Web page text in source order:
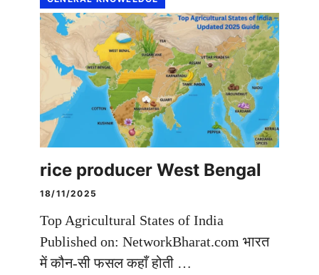
rice producer West Bengal
18/11/2025
Top Agricultural States of India
Published on: NetworkBharat.com भारत
में कौन-सी फसल कहाँ होती …